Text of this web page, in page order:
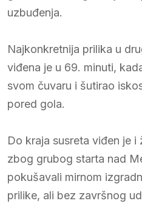
uzbuđenja.
Najkonkretnija prilika u
viđena je u 69. minuti,
svom čuvaru i šutirao
pored gola.
Do kraja susreta viđen je
zbog grubog starta nad
pokušavali mirnom
prilike, ali bez završnog